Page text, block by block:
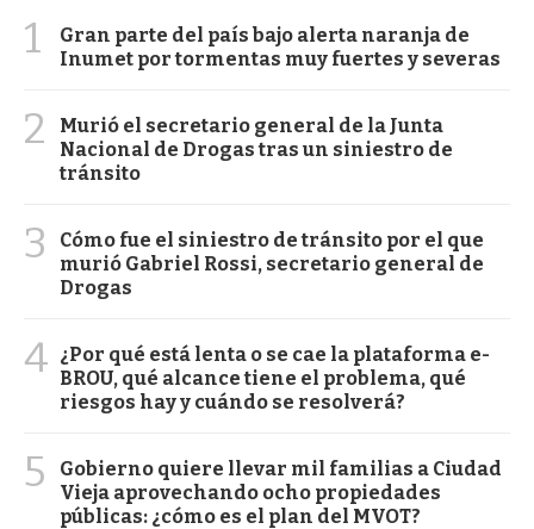
1
Gran parte del país bajo alerta naranja de
Inumet por tormentas muy fuertes y severas
2
Murió el secretario general de la Junta
Nacional de Drogas tras un siniestro de
tránsito
3
Cómo fue el siniestro de tránsito por el que
murió Gabriel Rossi, secretario general de
Drogas
4 ¿Por qué está lenta o se cae la plataforma e-
BROU, qué alcance tiene el problema, qué
riesgos hay y cuándo se resolverá?
5
Gobierno quiere llevar mil familias a Ciudad
Vieja aprovechando ocho propiedades
públicas: ¿cómo es el plan del MVOT?